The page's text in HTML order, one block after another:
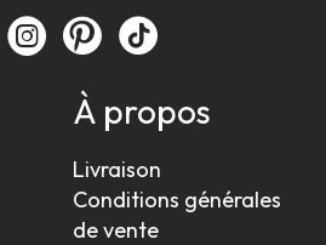
À propos
Livraison
Conditions générales
de vente